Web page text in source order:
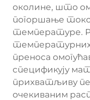
околине, што
погоршање
температуре.
преноса
спецификују
прихватљиву
очекиваним